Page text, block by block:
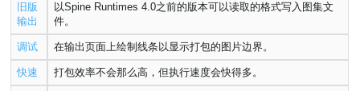
旧版
输出
以Spine Runtimes 4.0之前的版本可以读取的格式写入图集文
件。
调试 在输出页面上绘制线条以显示打包的图片边界。
快速 打包效率不会那么高，但执行速度会快得多。